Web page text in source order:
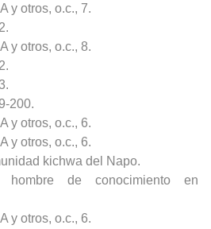
y otros, o.c., 7.
y otros, o.c., 8.
200.
y otros, o.c., 6.
y otros, o.c., 6.
kichwa del Napo.
hombre de conocimiento en
y otros, o.c., 6.